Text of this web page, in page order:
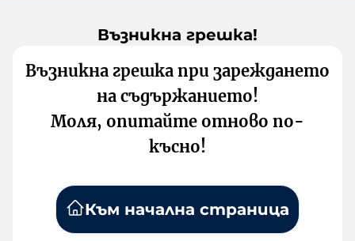
Възникна грешка!
Възникна грешка при зареждането
на съдържанието!
Моля, опитайте отново по-
късно!
Към начална страница